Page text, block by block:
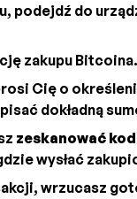
podejdź do
zakupu Bitcoina.
Cię o
dokładną
zeskanować
wysłać
wrzucasz